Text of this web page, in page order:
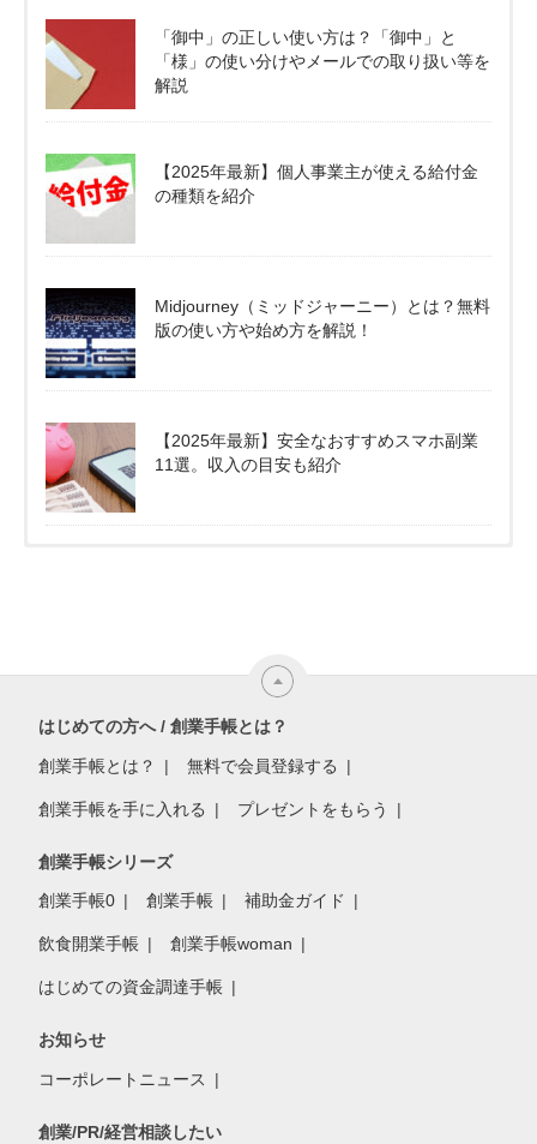
「御中」の正しい使い方は？「御中」と
「様」の使い分けやメールでの取り扱い等を
解説
【2025年最新】個人事業主が使える給付金
の種類を紹介
Midjourney（ミッドジャーニー）とは？無料
版の使い方や始め方を解説！
【2025年最新】安全なおすすめスマホ副業
11選。収入の目安も紹介
はじめての方へ / 創業手帳とは？
創業手帳とは？ 無料で会員登録する
創業手帳を手に入れる プレゼントをもらう
創業手帳シリーズ
創業手帳0 創業手帳 補助金ガイド
飲食開業手帳 創業手帳woman
はじめての資金調達手帳
お知らせ
コーポレートニュース
創業/PR/経営相談したい